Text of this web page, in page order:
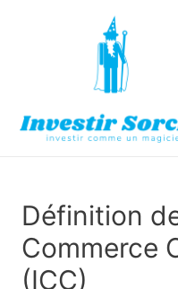
Définition
Commerce
(ICC)